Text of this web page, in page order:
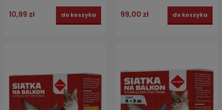
10,99 zł do koszyka 99,00 zł do koszyka